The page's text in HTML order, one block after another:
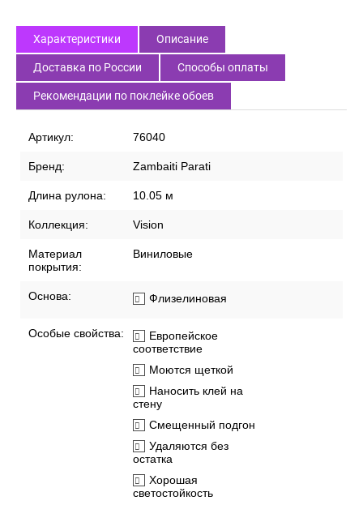
Характеристики Описание
Доставка по России Способы оплаты
Рекомендации по поклейке обоев
Артикул: 76040
Бренд: Zambaiti Parati
Длина рулона: 10.05 м
Коллекция: Vision
Материал
покрытия:
Виниловые
Основа: Флизелиновая
Особые свойства:
Европейское
соответствие
Моются щеткой
Наносить клей на
стену
Смещенный подгон
Удаляются без
остатка
Хорошая
светостойкость